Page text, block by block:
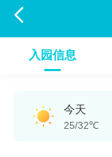

入园信息
今天
25/32℃